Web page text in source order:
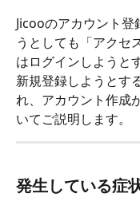
Jicooのアカウント
うとしても「アクセ
はログインしようと
新規登録しようとす
れ、アカウント作成
いてご説明します。
発生している症